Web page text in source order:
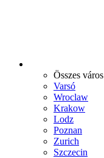
Összes város
Varsó
Wroclaw
Krakow
Lodz
Poznan
Zurich
Szczecin